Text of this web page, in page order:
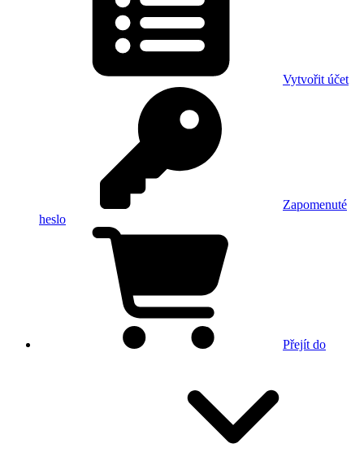
Vytvořit účet
Zapomenuté
heslo
Přejít do